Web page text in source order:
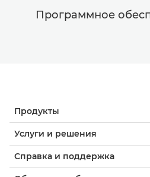
Программное
Продукты
Услуги и решения
Справка и поддержка